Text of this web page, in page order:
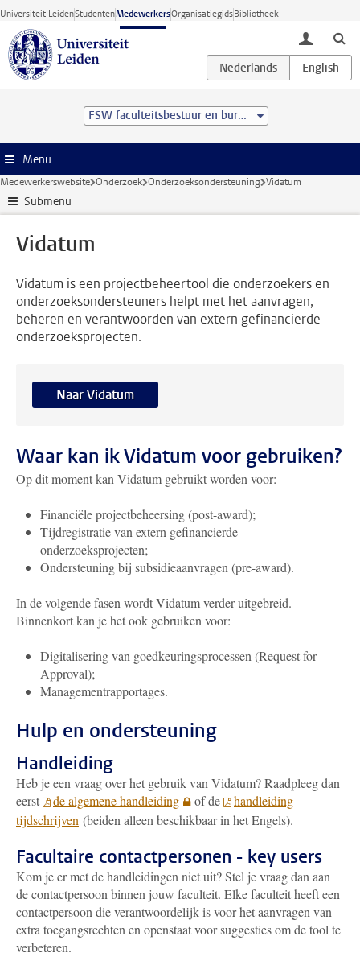
Ga direct naar de inhoud
Universiteit LeidenStudentenMedewerkersOrganisatiegidsBibliotheek
toggle
FSW faculteitsbestuur en bureau
Menu
Medewerkerswebsite Onderzoek Onderzoeksondersteuning Vidatum
Submenu
Vidatum
Vidatum is een projectbeheertool die onderzoekers en
onderzoeksondersteuners helpt met het aanvragen,
beheren en verantwoorden van extern gefinancierde
onderzoeksprojecten.
Naar Vidatum
Waar kan ik Vidatum voor gebruiken?
Op dit moment kan Vidatum gebruikt worden voor:
Financiële projectbeheersing (post-award);
Tijdregistratie van extern gefinancierde
onderzoeksprojecten;
Ondersteuning bij subsidieaanvragen (pre-award).
In de volgende fasen wordt Vidatum verder uitgebreid.
Binnenkort kan je het ook gebruiken voor:
Digitalisering van goedkeuringsprocessen (Request for
Approval);
Managementrapportages.
Hulp en ondersteuning
Handleiding
Heb je een vraag over het gebruik van Vidatum? Raadpleeg dan
eerst
de algemene handleiding of de
handleiding
tijdschrijven (beiden alleen beschikbaar in het Engels).
Facultaire contactpersonen - key users
Kom je er met de handleidingen niet uit? Stel je vraag dan aan
de contactpersoon binnen jouw faculteit. Elke faculteit heeft een
contactpersoon die verantwoordelijk is voor het aanvragen van
extra toegangsrechten en openstaat voor suggesties om de tool te
verbeteren.